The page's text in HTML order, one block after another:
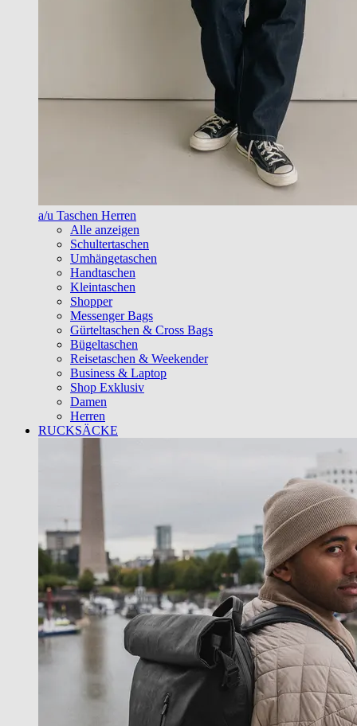
a/u Taschen Herren
Alle anzeigen
Schultertaschen
Umhängetaschen
Handtaschen
Kleintaschen
Shopper
Messenger Bags
Gürteltaschen & Cross Bags
Bügeltaschen
Reisetaschen & Weekender
Business & Laptop
Shop Exklusiv
Damen
Herren
RUCKSÄCKE